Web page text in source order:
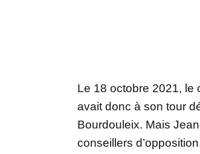
Le 18 octobre 2021, le
avait donc à son tour
Bourdouleix. Mais
conseillers